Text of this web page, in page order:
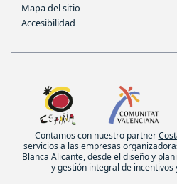
Mapa del sitio
Accesibilidad
Contamos con nuestro partner
servicios a las empresas
Blanca Alicante, desde el diseño y
y gestión integral de